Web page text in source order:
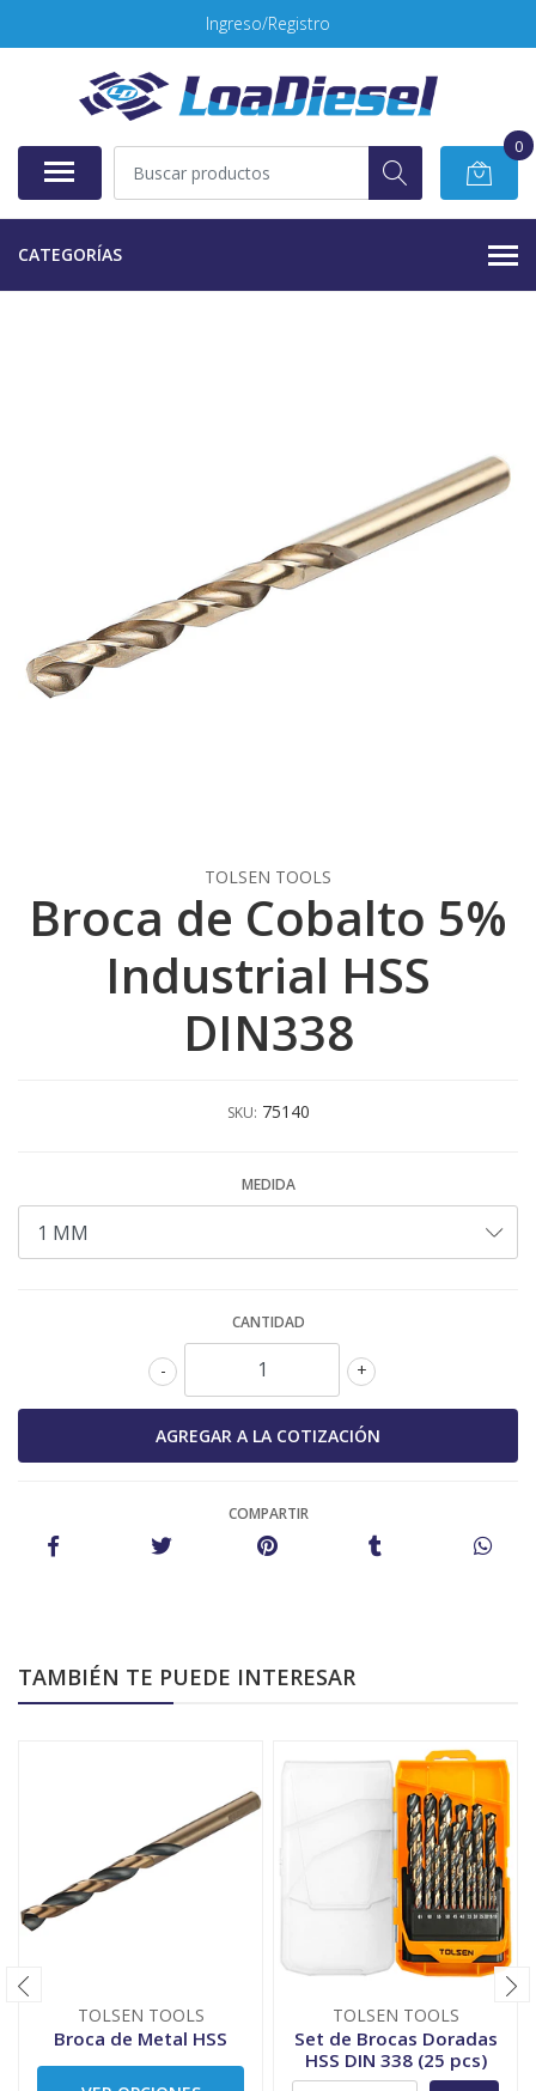
Ingreso/Registro
0
CATEGORÍAS
TOLSEN TOOLS
Broca de Cobalto 5%
Industrial HSS
DIN338
SKU: 75140
MEDIDA
CANTIDAD
+
-
COMPARTIR
TAMBIÉN TE PUEDE INTERESAR
TOLSEN TOOLS
Broca de Metal HSS
TOLSEN TOOLS
Set de Brocas Doradas
HSS DIN 338 (25 pcs)